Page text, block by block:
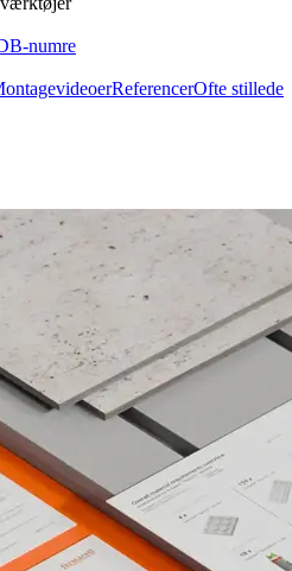
numre
ReferencerOfte stillede